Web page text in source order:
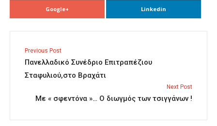
Google+ Linkedin
Previous Post
Πανελλαδικό Συνέδριο Επιτραπέζιου
Σταφυλιού,στο Βραχάτι
Next Post
Με « σφεντόνα »… Ο διωγμός των τσιγγάνων !